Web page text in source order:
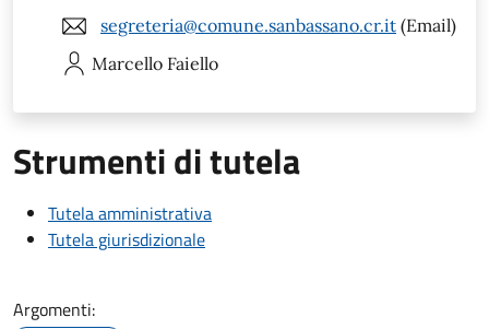
segreteria@comune.sanbassano.cr.it (Email)
Marcello Faiello
Strumenti di tutela
Tutela amministrativa
Tutela giurisdizionale
Argomenti: